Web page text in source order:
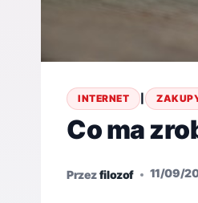
INTERNET |
Co ma
Przezfilozof 11/09/